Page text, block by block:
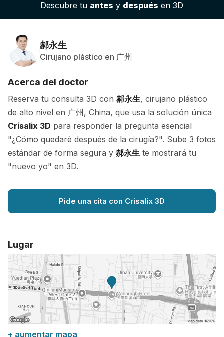
Planes y Precios
Reseñas de pacientes
Descubre tu antes y después en 3D
郝永生
Cirujano plástico en 广州
Acerca del doctor
Reserva tu consulta 3D con 郝永生, cirujano plástico
de alto nivel en 广州, China, que usa la solución única
Crisalix 3D para responder la pregunta esencial
"¿Cómo quedaré después de la cirugía?". Sube 3 fotos
estándar de forma segura y 郝永生 te mostrará tu
"nuevo yo" en 3D.
Pide una cita con Crisalix 3D
Lugar
+ aumentar mapa